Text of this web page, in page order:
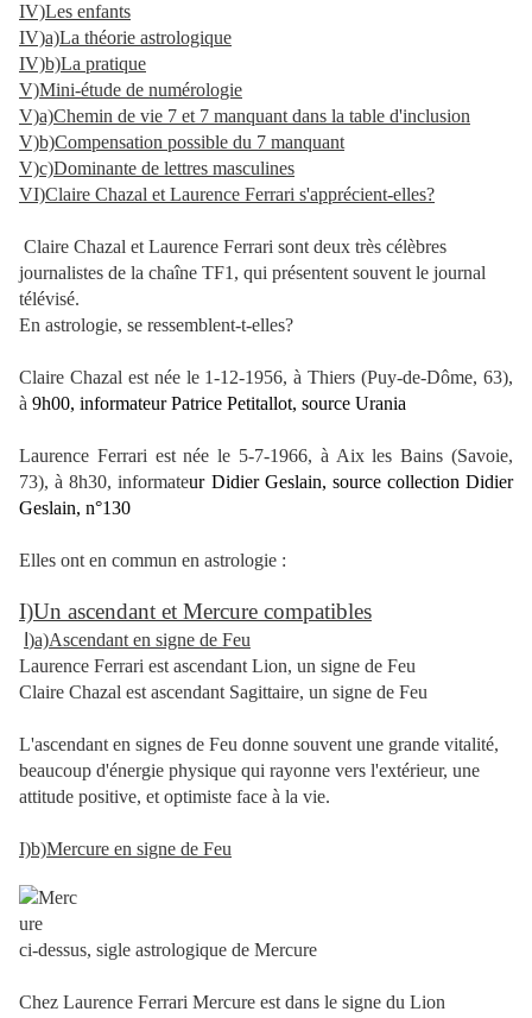
IV)Les enfants
IV)a)La théorie astrologique
IV)b)La pratique
V)Mini-étude de numérologie
V)a)Chemin de vie 7 et 7 manquant dans la table d'inclusion
V)b)Compensation possible du 7 manquant
V)c)Dominante de lettres masculines
VI)Claire Chazal et Laurence Ferrari s'apprécient-elles?
Claire Chazal et Laurence Ferrari sont deux très célèbres
journalistes de la chaîne TF1, qui présentent souvent le journal
télévisé.
En astrologie, se ressemblent-t-elles?
Claire Chazal est née le 1-12-1956, à Thiers (Puy-de-Dôme, 63),
à 9h00, informateur Patrice Petitallot, source Urania
Laurence Ferrari est née le 5-7-1966, à Aix les Bains (Savoie,
73), à 8h30, informateur Didier Geslain, source collection Didier
Geslain, n°130
Elles ont en commun en astrologie :
I)Un ascendant et Mercure compatibles
)a)Ascendant en signe de Feu
Laurence Ferrari est ascendant Lion, un signe de Feu
Claire Chazal est ascendant Sagittaire, un signe de Feu
L'ascendant en signes de Feu donne souvent une grande vitalité,
beaucoup d'énergie physique qui rayonne vers l'extérieur, une
attitude positive, et optimiste face à la vie.
I)b)Mercure en signe de Feu
ci-dessus, sigle astrologique de Mercure
Chez Laurence Ferrari Mercure est dans le signe du Lion